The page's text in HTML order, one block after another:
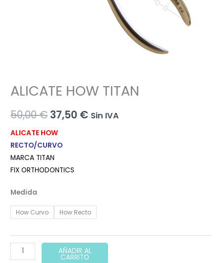
ALICATE HOW TITAN
50,00€ El
precio
original
era:
37,50 €ElSin IVA
ALICATE HOW
RECTO/CURVO
MARCA TITAN
FIX ORTHODONTICS
Medida
How Curvo How Recto
ALICATE
HOW
AÑADIR AL
CARRITO